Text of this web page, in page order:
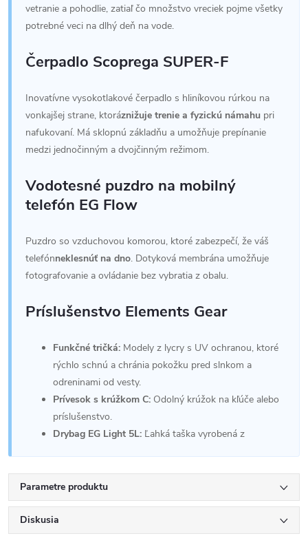
vetranie a pohodlie, zatiaľ čo množstvo vreciek pojme všetky
potrebné veci na dlhý deň na vode.
Čerpadlo Scoprega SUPER-F
Inovatívne vysokotlakové čerpadlo s hliníkovou rúrkou na
vonkajšej strane, ktoráznižuje trenie a fyzickú námahu pri
nafukovaní. Má sklopnú základňu a umožňuje prepínanie
medzi jednočinným a dvojčinným režimom.
Vodotesné puzdro na mobilný
telefón EG Flow
Puzdro so vzduchovou komorou, ktoré zabezpečí, že váš
telefónneklesnúť na dno. Dotyková membrána umožňuje
fotografovanie a ovládanie bez vybratia z obalu.
Príslušenstvo Elements Gear
Funkčné tričká: Modely z lycry s UV ochranou, ktoré
rýchlo schnú a chránia pokožku pred slnkom a
odreninami od vesty.
Prívesok s krúžkom C: Odolný krúžok na kľúče alebo
príslušenstvo.
Drybag EG Light 5L: Ľahká taška vyrobená z
Parametre produktu
Diskusia